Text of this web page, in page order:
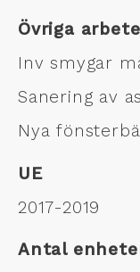
Övriga
Inv smygar
Sanering av
Nya
UE
2017-2019
Antal